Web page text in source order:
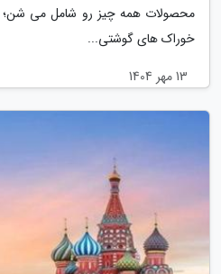
محصولات همه چیز رو شامل می شن؛
خوراک های گوشتی...
13 مهر 1404